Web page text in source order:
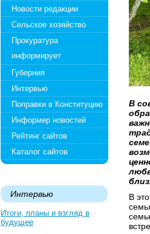
Новости редакции
Сельское хозяйство
Прокуратура
информирует
Губерния
Интервью
Поправки в Конституцию
Информер новостей
Рейтинг сайтов
Каталог сайтов
Интервью
Итоги, планы и взгляд в
будущее
В
В